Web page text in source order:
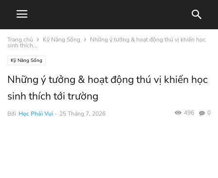
Trang chủ Kỹ Năng Sống Những ý tưởng & hoạt động thú vị khiến học
sinh thích...
Kỹ Năng Sống
Những ý tưởng & hoạt động thú vị khiến học
sinh thích tới trường
Bởi Học Phải Vui - 25 Tháng 7, 2026 0
496